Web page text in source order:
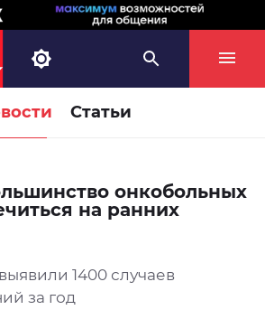
Статьи
онкобольных
на ранних
1400 случаев
за год